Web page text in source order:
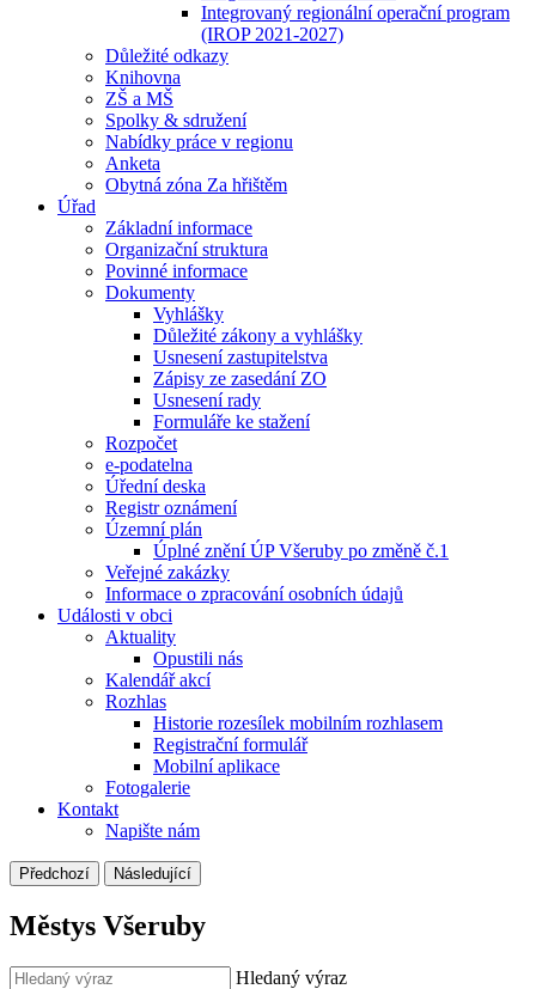
Integrovaný regionální operační program
(IROP 2021-2027)
Důležité odkazy
Knihovna
ZŠ a MŠ
Spolky & sdružení
Nabídky práce v regionu
Anketa
Obytná zóna Za hřištěm
Úřad
Základní informace
Organizační struktura
Povinné informace
Dokumenty
Vyhlášky
Důležité zákony a vyhlášky
Usnesení zastupitelstva
Zápisy ze zasedání ZO
Usnesení rady
Formuláře ke stažení
Rozpočet
e-podatelna
Úřední deska
Registr oznámení
Územní plán
Úplné znění ÚP Všeruby po změně č.1
Veřejné zakázky
Informace o zpracování osobních údajů
Události v obci
Aktuality
Opustili nás
Kalendář akcí
Rozhlas
Historie rozesílek mobilním rozhlasem
Registrační formulář
Mobilní aplikace
Fotogalerie
Kontakt
Napište nám
Předchozí Následující
Městys Všeruby
Hledaný výraz